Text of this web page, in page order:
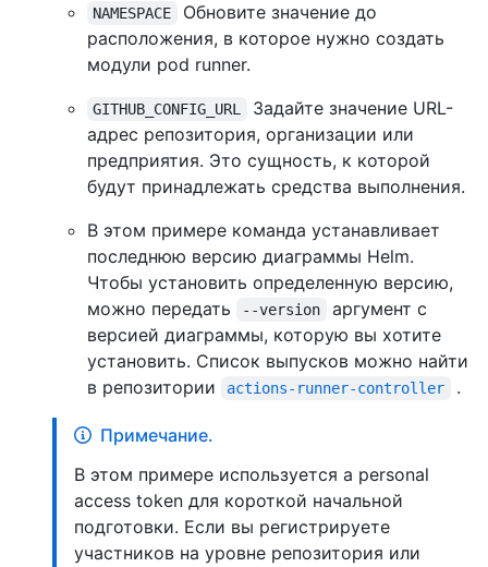
NAMESPACE
Обновите значение до
расположения, в которое нужно создать
модули pod runner.
GITHUB_CONFIG_URL
Задайте значение URL-
адрес репозитория, организации или
предприятия. Это сущность, к которой
будут принадлежать средства выполнения.
В этом примере команда устанавливает
последнюю версию диаграммы Helm.
Чтобы установить определенную версию,
можно передать
--version
аргумент с
версией диаграммы, которую вы хотите
установить. Список выпусков можно найти
в репозитории
actions-runner-controller .
Примечание.
В этом примере используется a personal
access token для короткой начальной
подготовки. Если вы регистрируете
участников на уровне репозитория или